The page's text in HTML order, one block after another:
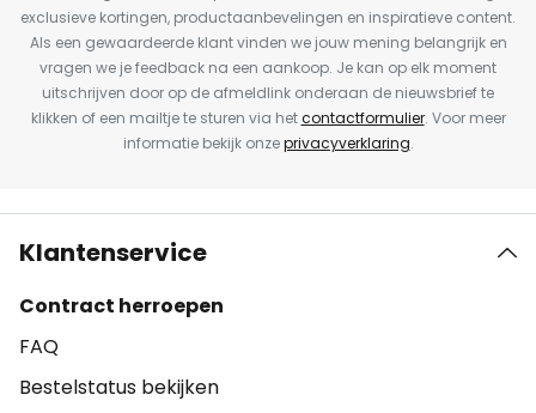
exclusieve kortingen, productaanbevelingen en inspiratieve content.
Als een gewaardeerde klant vinden we jouw mening belangrijk en
vragen we je feedback na een aankoop. Je kan op elk moment
uitschrijven door op de afmeldlink onderaan de nieuwsbrief te
klikken of een mailtje te sturen via hetcontactformulier. Voor meer
informatie bekijk onzeprivacyverklaring.
Klantenservice
Contract herroepen
FAQ
Bestelstatus bekijken